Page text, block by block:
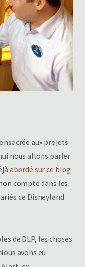
aux projets
nous allons parler
abordé sur ce blog
compte dans les
de Disneyland
de DLP, les choses
avons eu